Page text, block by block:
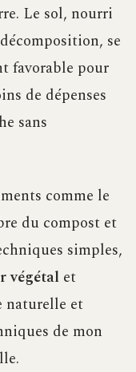
Le sol, nourri
se
favorable pour
de dépenses
sans
comme le
du compost et
simples,
végétal et
naturelle et
de mon